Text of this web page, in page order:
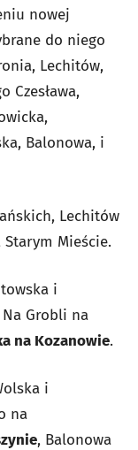
nowej
do niego
Lechitów,
Czesława,
Balonowa, i
Lechitów
Starym Mieście.
i
Grobli na
na Kozanowie.
i
na
, Balonowa